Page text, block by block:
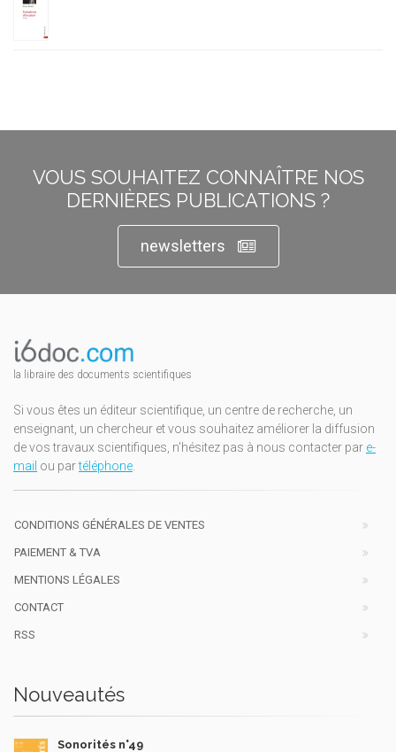
VOUS SOUHAITEZ CONNAÎTRE NOS
DERNIÈRES PUBLICATIONS ?
newsletters
la libraire des documents scientifiques
Si vous êtes un éditeur scientifique, un centre de recherche, un
enseignant, un chercheur et vous souhaitez améliorer la diffusion
de vos travaux scientifiques, n'hésitez pas à nous contacter par e-
mail ou partéléphone
CONDITIONS GÉNÉRALES DE VENTES
PAIEMENT & TVA
MENTIONS LÉGALES
CONTACT
RSS
Nouveautés
Sonorités n°49